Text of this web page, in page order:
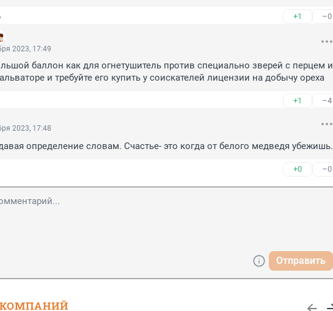
+1 –0
2023, 17:49
баллон как для огнетушитель против специально зверей с перцем и
и требуйте его купить у соискателей лицензии на добычу ореха
+1 –4
2023, 17:48
определение словам. Счастье- это когда от белого медведя убежишь.
+0 –0
Отправить